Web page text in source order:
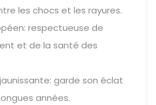
les chocs et les rayures.
respectueuse de
et de la santé des
garde son éclat
années.